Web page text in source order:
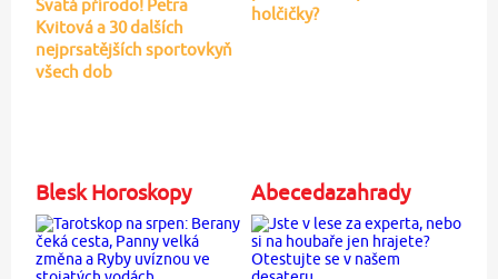
Svatá přírodo! Petra
Kvitová a 30 dalších
nejprsatějších sportovkyň
všech dob
holčičky?
Blesk Horoskopy Abecedazahrady